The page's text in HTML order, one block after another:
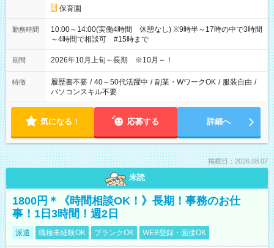
保育園
勤務時間
10:00～14:00(実働4時間 休憩なし) ※9時半～17時の中で3時間
～4時間で相談可 #15時まで
期間 2026年10月上旬～長期 ※10月～！
特徴 履歴書不要 / 40～50代活躍中 / 副業・WワークOK / 服装自由 /
パソコンスキル不要
気になる！ 応募する 詳細へ
掲載日：2026.08.07
未読
1800円＊《時間相談OK！》長期！事務のお仕
事！1日3時間！週2日
派遣 職種未経験OK ブランクOK WEB登録・面接OK